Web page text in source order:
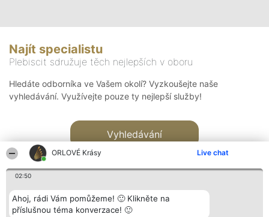
ORLOVÉ Krásy Live chat
02:50
Ahoj, rádi Vám pomůžeme! 🙂 Klikněte na
příslušnou téma konverzace! 🙂
Najít specialistu
Plebiscit sdružuje těch nejlepších v oboru
Hledáte odborníka ve Vašem okolí? Vyzkoušejte naše
vyhledávání. Využívejte pouze ty nejlepší služby!
Vyhledávání